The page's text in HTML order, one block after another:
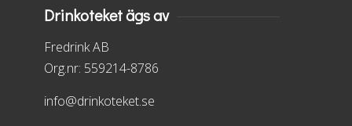
Drinkoteket ägs av
Fredrink AB
Org.nr: 559214-8786
info@drinkoteket.se